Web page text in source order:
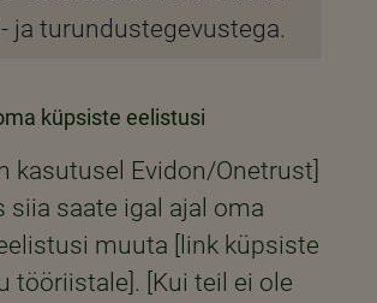
ja turundustegevustega.
küpsiste eelistusi
kasutusel Evidon/Onetrust]
siia saate igal ajal oma
muuta [link küpsiste
tööriistale]. [Kui teil ei ole